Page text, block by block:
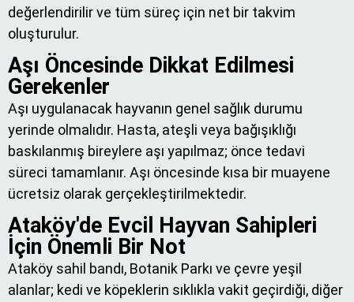
değerlendirilir ve tüm süreç için net bir takvim
oluşturulur.
Aşı Öncesinde Dikkat Edilmesi
Gerekenler
Aşı uygulanacak hayvanın genel sağlık durumu
yerinde olmalıdır. Hasta, ateşli veya bağışıklığı
baskılanmış bireylere aşı yapılmaz; önce tedavi
süreci tamamlanır. Aşı öncesinde kısa bir muayene
ücretsiz olarak gerçekleştirilmektedir.
Ataköy'de Evcil Hayvan Sahipleri
İçin Önemli Bir Not
Ataköy sahil bandı, Botanik Parkı ve çevre yeşil
alanlar; kedi ve köpeklerin sıklıkla vakit geçirdiği, diğer